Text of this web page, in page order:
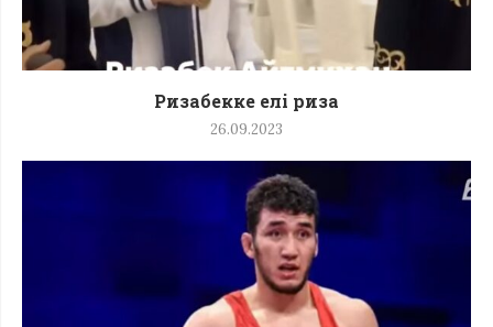
Ризабекке елі риза
26.09.2023